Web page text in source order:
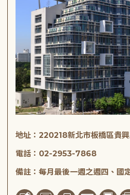
地址：220218新北市板橋區貴
電話：02-2953-7868
備註：每月最後一週之週四、國